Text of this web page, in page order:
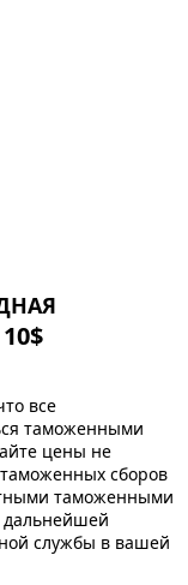
все
таможенными
цены не
сборов
таможенными
дальнейшей
службы в вашей